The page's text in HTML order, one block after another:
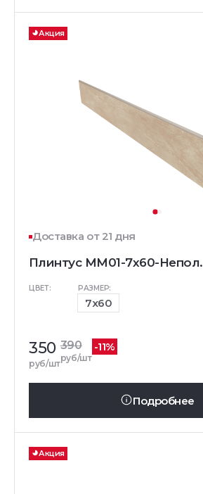
Акция
Доставка от 21 дня
Плинтус MM01-7x60-Непол.
ЦВЕТ: РАЗМЕР:
7x60
350
руб/шт
390
руб/шт
-11%
Подробнее
Акция